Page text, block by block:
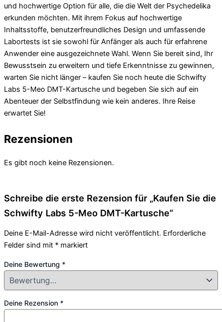
und hochwertige Option für alle, die die Welt der Psychedelika
erkunden möchten. Mit ihrem Fokus auf hochwertige
Inhaltsstoffe, benutzerfreundliches Design und umfassende
Labortests ist sie sowohl für Anfänger als auch für erfahrene
Anwender eine ausgezeichnete Wahl. Wenn Sie bereit sind, Ihr
Bewusstsein zu erweitern und tiefe Erkenntnisse zu gewinnen,
warten Sie nicht länger – kaufen Sie noch heute die Schwifty
Labs 5-Meo DMT-Kartusche und begeben Sie sich auf ein
Abenteuer der Selbstfindung wie kein anderes. Ihre Reise
erwartet Sie!
Rezensionen
Es gibt noch keine Rezensionen.
Schreibe die erste Rezension für „Kaufen Sie die
Schwifty Labs 5-Meo DMT-Kartusche“
Deine E-Mail-Adresse wird nicht veröffentlicht. Erforderliche
Felder sind mit * markiert
Deine Bewertung *
Deine Rezension *